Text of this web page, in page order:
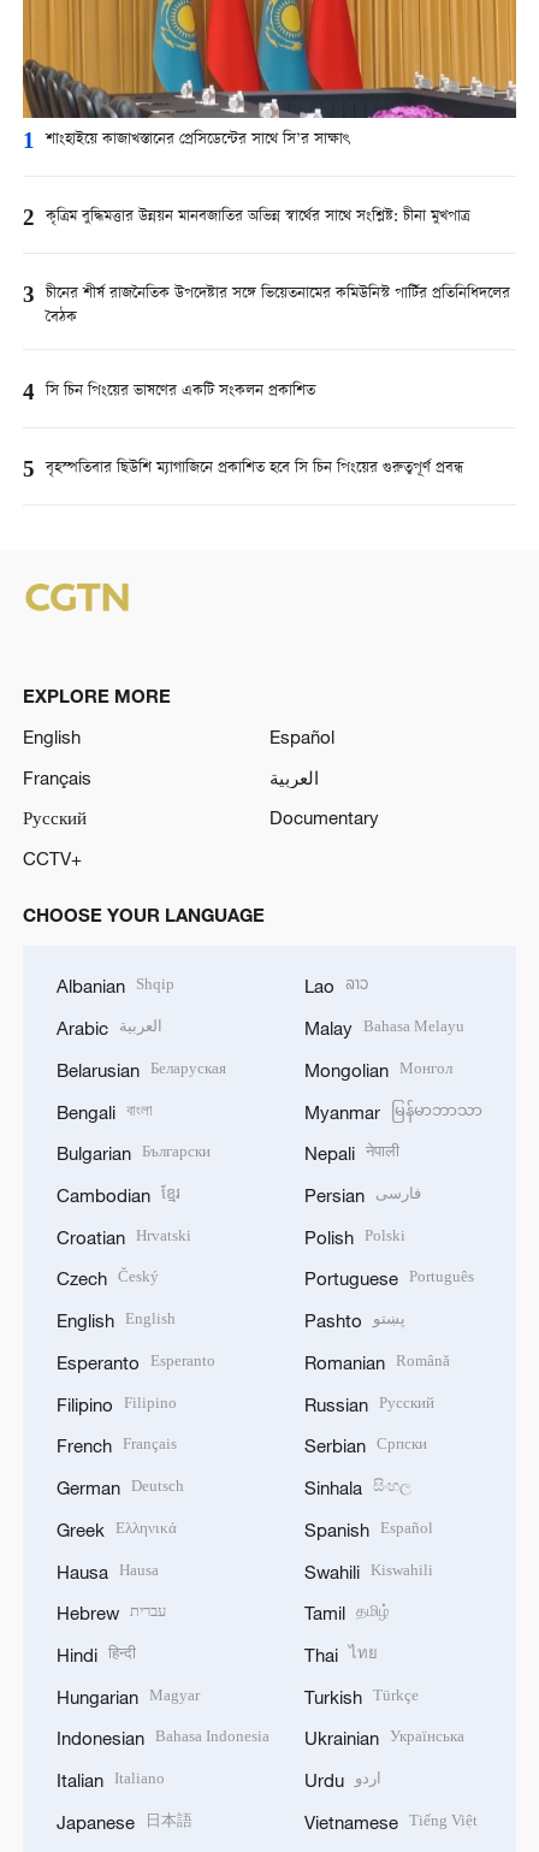
1 শাংহাইয়ে কাজাখস্তানের প্রেসিডেন্টের সাথে সি’র সাক্ষাৎ
2 কৃত্রিম বুদ্ধিমত্তার উন্নয়ন মানবজাতির অভিন্ন স্বার্থের সাথে সংশ্লিষ্ট: চীনা মুখপাত্র
3 চীনের শীর্ষ রাজনৈতিক উপদেষ্টার সঙ্গে ভিয়েতনামের কমিউনিস্ট পার্টির প্রতিনিধিদলের
বৈঠক
4 সি চিন পিংয়ের ভাষণের একটি সংকলন প্রকাশিত
5 বৃহস্পতিবার ছিউশি ম্যাগাজিনে প্রকাশিত হবে সি চিন পিংয়ের গুরুত্বপূর্ণ প্রবন্ধ
EXPLORE MORE
English
Español
Français
العربية
Русский
Documentary
CCTV+
CHOOSE YOUR LANGUAGE
Albanian Shqip
Arabic العربية
Belarusian Беларуская
Bengali বাংলা
Bulgarian Български
Cambodian ខ្មែរ
Croatian Hrvatski
Czech Český
English English
Esperanto Esperanto
Filipino Filipino
French Français
German Deutsch
Greek Ελληνικά
Hausa Hausa
Hebrew עברית
Hindi हिन्दी
Hungarian Magyar
Indonesian Bahasa Indonesia
Italian Italiano
Japanese
日本語
Lao ລາວ
Malay Bahasa Melayu
Mongolian Монгол
Myanmar မြန်မာဘာသာ
Nepali नेपाली
Persian فارسی
Polish Polski
Portuguese Português
Pashto پښتو
Romanian Română
Russian Русский
Serbian Српски
Sinhala සිංහල
Spanish Español
Swahili Kiswahili
Tamil தமிழ்
Thai ไทย
Turkish Türkçe
Ukrainian Українська
Urdu اردو
Vietnamese Tiếng Việt